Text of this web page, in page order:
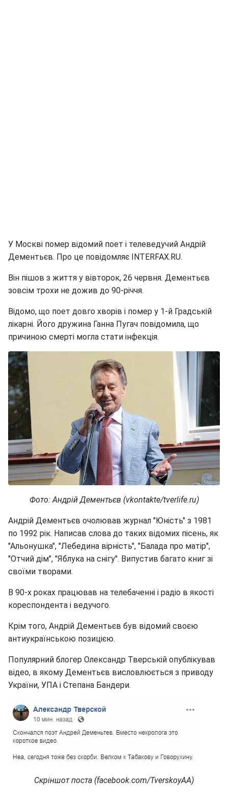
У Москві помер відомий поет і телеведучий Андрій
Дементьєв. Про це повідомляє INTERFAX.RU.
Він пішов з життя у вівторок, 26 червня. Дементьєв
зовсім трохи не дожив до 90-річчя.
Відомо, що поет довго хворів і помер у 1-й Градській
лікарні. Його дружина Ганна Пугач повідомила, що
причиною смерті могла стати інфекція.
Фото: Андрій Дементьєв (vkontakte/tverlife.ru)
Андрій Дементьєв очолював журнал "Юність" з 1981
по 1992 рік. Написав слова до таких відомих пісень, як
"Альонушка", "Лебедина вірність", "Балада про матір",
"Отчий дім", "Яблука на снігу". Випустив багато книг зі
своїми творами.
В 90-х роках працював на телебаченні і радіо в якості
кореспондента і ведучого.
Крім того, Андрій Дементьєв був відомий своєю
антиукраїнською позицією.
Популярний блогер Олександр Тверській опублікував
відео, в якому Дементьєв висловлюється з приводу
України, УПА і Степана Бандери.
Скріншот поста (facebook.com/TverskoyAA)